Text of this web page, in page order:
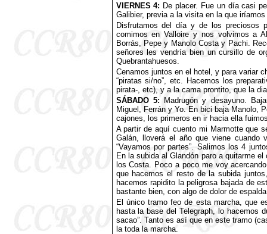
VIERNES 4: De placer. Fue un día casi
Galibier, previa a la visita en la que
Disfrutamos del día y de los preciosos
comimos en Valloire y nos volvimos a
Borrás, Pepe y Manolo Costa y Pachi.
señores les vendría bien un cursillo de
Quebrantahuesos.
Cenamos juntos en el hotel, y para variar
“piratas si/no”, etc. Hacemos los
pirata-, etc), y a la cama prontito, que la
SÁBADO 5: Madrugón y desayuno.
Miguel, Ferrán y Yo. En bici baja Manolo,
cajones, los primeros en ir hacia ella
A partir de aquí cuento mi Marmotte que
Galán, lloverá el año que viene cuando
“Vayamos por partes”. Salimos los 4
En la subida al Glandón paro a quitarme
los Costa. Poco a poco me voy
que hacemos el resto de la subida
hacemos rapidito la peligrosa bajada de
bastante bien, con algo de dolor de
El único tramo feo de esta marcha, que
hasta la base del Telegraph, lo hacemos
sacao”. Tanto es así que en este tramo
la toda la marcha.